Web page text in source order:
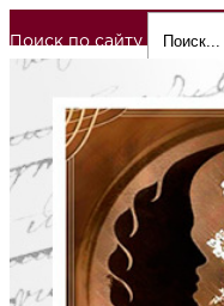
Поиск по сайту